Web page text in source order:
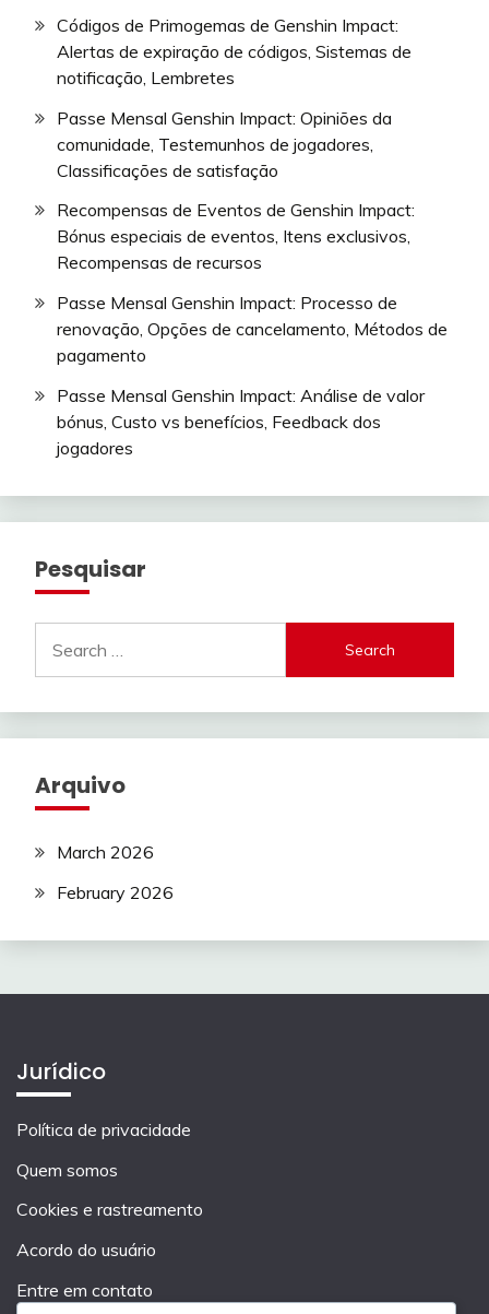
Códigos de Primogemas de Genshin Impact:
Alertas de expiração de códigos, Sistemas de
notificação, Lembretes
Passe Mensal Genshin Impact: Opiniões da
comunidade, Testemunhos de jogadores,
Classificações de satisfação
Recompensas de Eventos de Genshin Impact:
Bónus especiais de eventos, Itens exclusivos,
Recompensas de recursos
Passe Mensal Genshin Impact: Processo de
renovação, Opções de cancelamento, Métodos de
pagamento
Passe Mensal Genshin Impact: Análise de valor
bónus, Custo vs benefícios, Feedback dos
jogadores
Pesquisar
for:
Arquivo
March 2026
February 2026
Jurídico
Política de privacidade
Quem somos
Cookies e rastreamento
Acordo do usuário
Entre em contato